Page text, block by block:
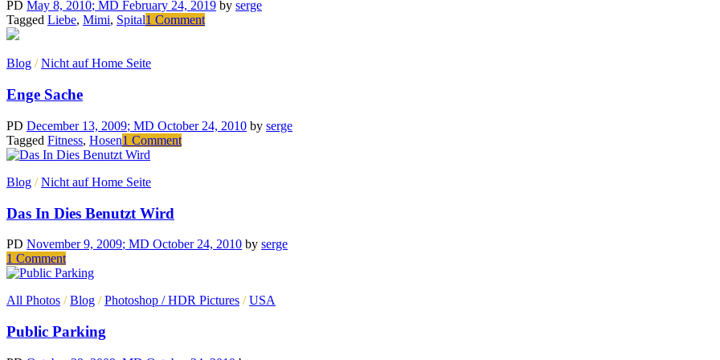
PD May 8, 2010; MD February 24, 2019 by serge
Tagged Liebe, Mimi, Spital1 Commenton
Blog /Nicht auf Home Seite
Enge Sache
PD December 13, 2009; MD October 24, 2010 by serge
Tagged Fitness, Hosen1 Commenton
Blog /Nicht auf Home Seite
Das In Dies Benutzt Wird
PD November 9, 2009; MD October 24, 2010 by serge
1 Commenton
Das
Dies
Wird
All Photos /Blog /Photoshop / HDR Pictures /USA
Public Parking